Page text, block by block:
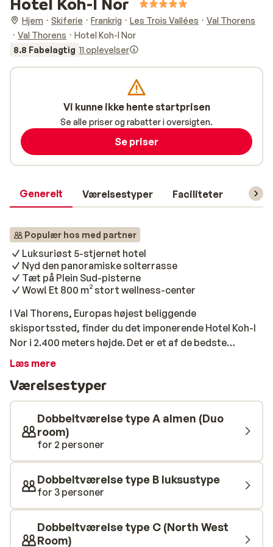
Hjem Skiferie Frankrig Les Trois Vallées
Val Thorens
Val Thorens
Hotel Koh-I Nor
8.8 Fabelagtig 11 oplevelser
Generelt Værelsestyper Faciliteter
Populær hos med partner
Luksuriøst 5-stjernet hotel
Nyd den panoramiske solterrasse
Tæt på Plein Sud-pisterne
Wow! Et 800 m² stort wellness-center
I Val Thorens, Europas højest beliggende
skisportssted, finder du det imponerende Hotel Koh-I
Nor i 2.400 meters højde. Det er et af de bedste
femstjernede hoteller, kendt for sin unikke
panoramaudsigt, 800 m² spa, gourmetrestauranter og
enestående service. Hotellet er det ideelle sted for en
eksklusiv sneferie. Slap af og lad det dygtige personale
tage sig af dig. De moderne værelser og suiter er
stilfuldt indrettet med designermøbler og varme
naturmaterialer som træ, sten og læder. Hvert værelse
har en rummelig balkon med udsigt over bjergene og
det imponerende resort. Efter en dag på pisterne kan
du slappe af i Koh-I Nors anerkendte spa. Du kan tage
dampbadet eller få et boost til immunforsvaret ved
Læs mere
Værelsestyper
Dobbeltværelse type A almen (Duo
room)
for 2 personer
Dobbeltværelse type B luksustype
for 3 personer
Dobbeltværelse type C (North West
Room)
Vi kunne ikke hente startprisen
Se alle priser og rabatter i oversigten.
Se priser